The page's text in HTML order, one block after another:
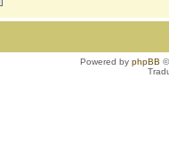
Powered by phpBB